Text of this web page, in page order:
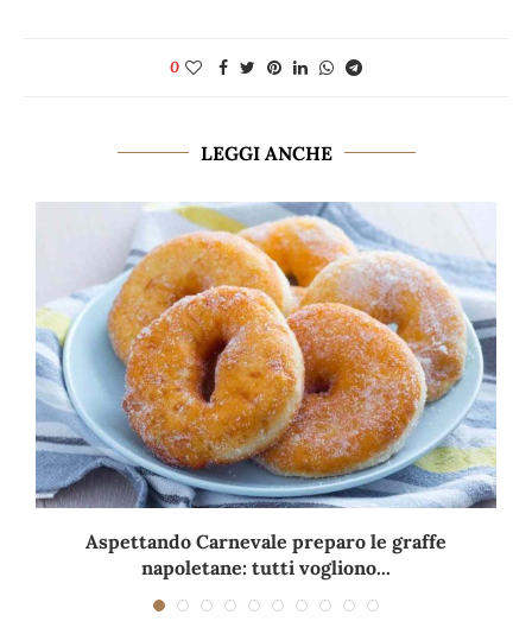
0
LEGGI ANCHE
Aspettando Carnevale preparo le graffe
napoletane: tutti vogliono...